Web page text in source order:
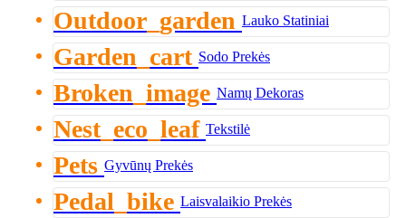
Outdoor_garden Lauko Statiniai
Garden_cart Sodo Prekės
Broken_image Namų Dekoras
Nest_eco_leaf Tekstilė
Pets Gyvūnų Prekės
Pedal_bike Laisvalaikio Prekės